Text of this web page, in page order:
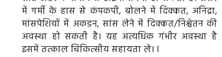
में गर्मी के हास से कंपकपी, बोलने में दिक्कत, अनिद्रा,
मांसपेशियों में अकडन, सांस लेने में दिक्कत/निश्चेतन की
अवस्था हो सकती है। यह अत्यधिक गंभीर अवस्था है
इसमें तत्काल चिकित्सीय सहायता ले। I